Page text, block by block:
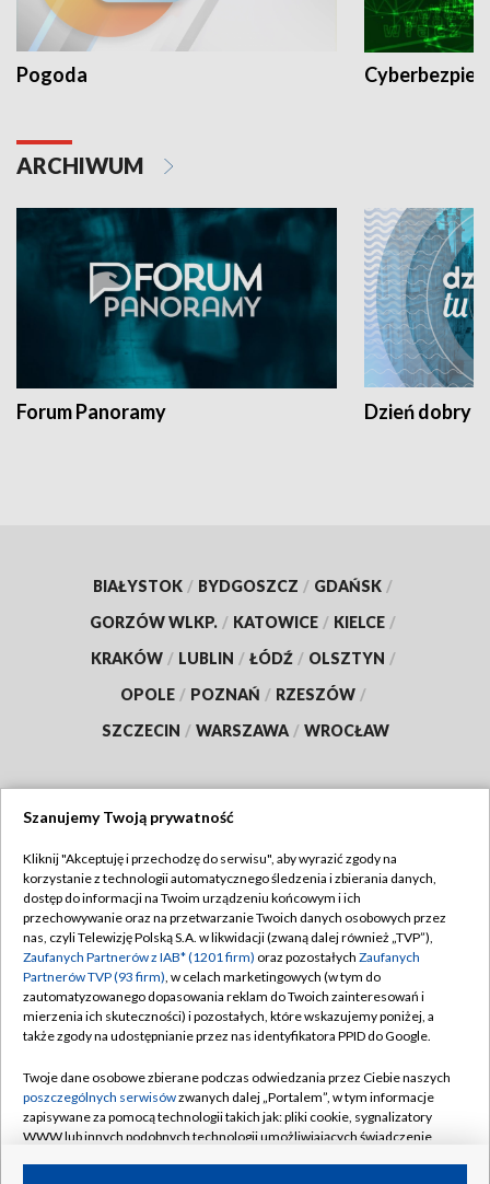
Pogoda
ARCHIWUM
Forum Panoramy Dzień dobry
BIAŁYSTOK / BYDGOSZCZ / GDAŃSK /
GORZÓW WLKP. / KATOWICE / KIELCE /
KRAKÓW / LUBLIN / ŁÓDŹ / OLSZTYN /
OPOLE / POZNAŃ / RZESZÓW /
SZCZECIN / WARSZAWA / WROCŁAW
TVP
Abonament TVP
Emisja w TVP
Centrum informacji TVP
Naziemna Telewizja Cyfrowa
Rada Programowa
System NOS
Informacje o nadawcy
Regulamin TVP
Polityka prywatności
Moje zgody
Pomoc
Kontakt
Kanały
Szanujemy Twoją prywatność
Kliknij "Akceptuję i przechodzę do serwisu", aby wyrazić zgody na
korzystanie z technologii automatycznego śledzenia i zbierania danych,
dostęp do informacji na Twoim urządzeniu końcowym i ich
przechowywanie oraz na przetwarzanie Twoich danych osobowych przez
nas, czyli Telewizję Polską S.A. w likwidacji (zwaną dalej również „TVP”),
Zaufanych Partnerów z IAB* (1201 firm) oraz pozostałych Zaufanych
Partnerów TVP (93 firm), w celach marketingowych (w tym do
zautomatyzowanego dopasowania reklam do Twoich zainteresowań i
mierzenia ich skuteczności) i pozostałych, które wskazujemy poniżej, a
także zgody na udostępnianie przez nas identyfikatora PPID do Google.
Twoje dane osobowe zbierane podczas odwiedzania przez Ciebie naszych
poszczególnych serwisówzwanych dalej „Portalem”, w tym informacje
zapisywane za pomocą technologii takich jak: pliki cookie, sygnalizatory
WWW lub innych podobnych technologii umożliwiających świadczenie